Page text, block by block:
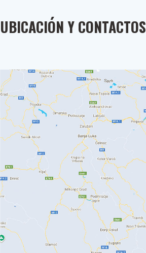
UBICACIÓN Y CONTACTOS